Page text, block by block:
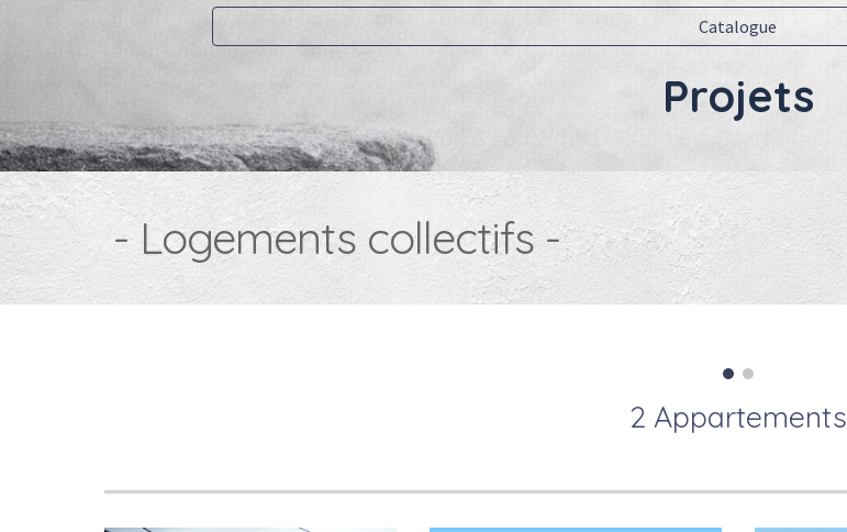
Catalogue
Projets
- Logements collectifs -
2 Appartements